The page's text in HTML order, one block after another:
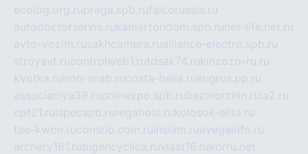
ecolog.org.rupraga.spb.rufalcorussia.ru
autodoctorservis.rukamertondom.spb.ru net-life.net.ru
avto-vozim.rusakhcamera.rualliance-electro.spb.ru
stroyavt.rucontrolweb1.rutdsak74.rukinzozo-ru.ru
kvotka.ru iron-snab.rucosta-bella.rueugrus.pp.ru
associaciya39.ruprimexpo.spb.rubezmorchin.ru ia2.ru
cpt21.ru ispecspb.ru regahost.rukolosok-elita.ru
tae-kwon.ruconsrio.com.ru insiam.ruavegainfo.ru
archery161.rubigencyclica.ruvlast16.rukorru.net